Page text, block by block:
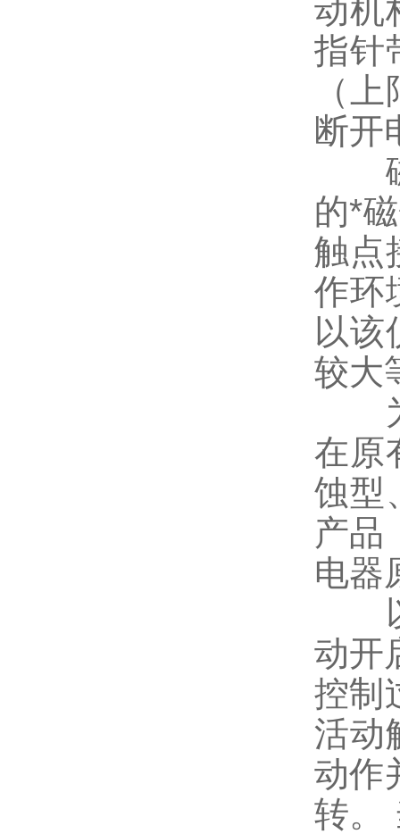
动机
指针
（
断开
磁
的*
触点
作环
以该
较大
为
在原
蚀型
产品
电器
以
动开
控制
活动
动作
转。